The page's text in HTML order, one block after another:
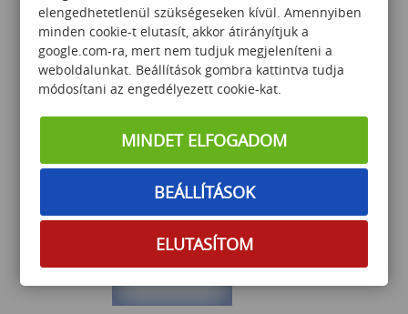
Outlook levelek kezelése
Excel VBA segítségével
55 000Ft
elengedhetetlenül szükségeseken kívül. Amennyiben
minden cookie-t elutasít, akkor átirányítjuk a
google.com-ra, mert nem tudjuk megjeleníteni a
weboldalunkat. Beállítások gombra kattintva tudja
módosítani az engedélyezett cookie-kat.
MINDET ELFOGADOM
BEÁLLÍTÁSOK
ELUTASÍTOM